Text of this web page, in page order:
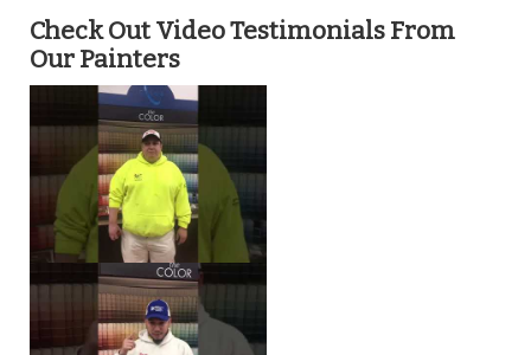
Check Out Video Testimonials From
Our Painters